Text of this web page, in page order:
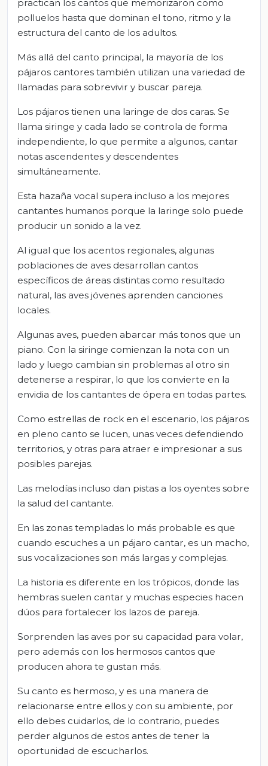
practican los cantos que memorizaron como
polluelos hasta que dominan el tono, ritmo y la
estructura del canto de los adultos.
Más allá del canto principal, la mayoría de los
pájaros cantores también utilizan una variedad de
llamadas para sobrevivir y buscar pareja.
Los pájaros tienen una laringe de dos caras. Se
llama siringe y cada lado se controla de forma
independiente, lo que permite a algunos, cantar
notas ascendentes y descendentes
simultáneamente.
Esta hazaña vocal supera incluso a los mejores
cantantes humanos porque la laringe solo puede
producir un sonido a la vez.
Al igual que los acentos regionales, algunas
poblaciones de aves desarrollan cantos
específicos de áreas distintas como resultado
natural, las aves jóvenes aprenden canciones
locales.
Algunas aves, pueden abarcar más tonos que un
piano. Con la siringe comienzan la nota con un
lado y luego cambian sin problemas al otro sin
detenerse a respirar, lo que los convierte en la
envidia de los cantantes de ópera en todas partes.
Como estrellas de rock en el escenario, los pájaros
en pleno canto se lucen, unas veces defendiendo
territorios, y otras para atraer e impresionar a sus
posibles parejas.
Las melodías incluso dan pistas a los oyentes sobre
la salud del cantante.
En las zonas templadas lo más probable es que
cuando escuches a un pájaro cantar, es un macho,
sus vocalizaciones son más largas y complejas.
La historia es diferente en los trópicos, donde las
hembras suelen cantar y muchas especies hacen
dúos para fortalecer los lazos de pareja.
Sorprenden las aves por su capacidad para volar,
pero además con los hermosos cantos que
producen ahora te gustan más.
Su canto es hermoso, y es una manera de
relacionarse entre ellos y con su ambiente, por
ello debes cuidarlos, de lo contrario, puedes
perder algunos de estos antes de tener la
oportunidad de escucharlos.